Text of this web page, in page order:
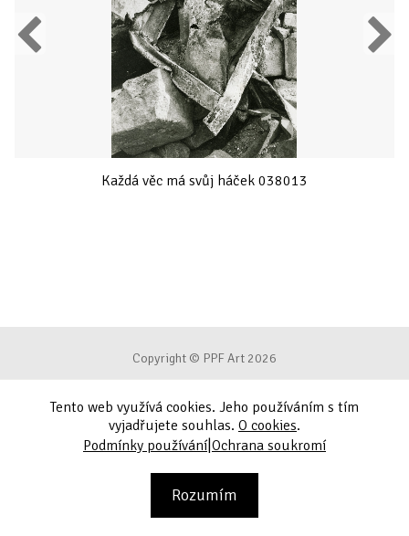
Previous
Každá věc má svůj háček 038013
Next
Copyright © PPF Art 2026
Podmínky používání
Ochrana soukromí
Tento web využívá cookies. Jeho používáním s tím
vyjadřujete souhlas. O cookies.
Podmínky používání|Ochrana soukromí
Rozumím